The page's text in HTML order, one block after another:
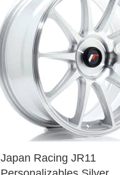
Japan Racing JR11